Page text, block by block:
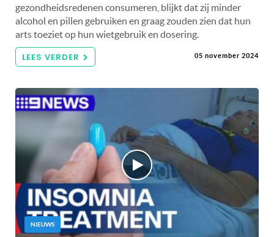
gezondheidsredenen consumeren, blijkt dat zij minder
alcohol en pillen gebruiken en graag zouden zien dat hun
arts toeziet op hun wietgebruik en dosering.
LEES VERDER 05 november 2024
NIEUWS